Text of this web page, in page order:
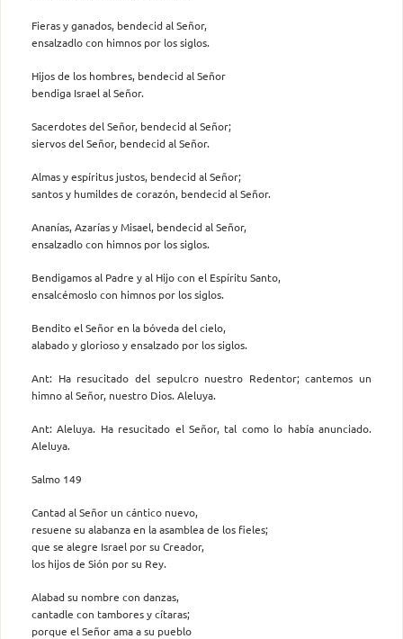
Fieras y ganados, bendecid al Señor,
ensalzadlo con himnos por los siglos.
Hijos de los hombres, bendecid al Señor
bendiga Israel al Señor.
Sacerdotes del Señor, bendecid al Señor;
siervos del Señor, bendecid al Señor.
Almas y espíritus justos, bendecid al Señor;
santos y humildes de corazón, bendecid al Señor.
Ananías, Azarías y Misael, bendecid al Señor,
ensalzadlo con himnos por los siglos.
Bendigamos al Padre y al Hijo con el Espíritu Santo,
ensalcémoslo con himnos por los siglos.
Bendito el Señor en la bóveda del cielo,
alabado y glorioso y ensalzado por los siglos.
Ant: Ha resucitado del sepulcro nuestro Redentor; cantemos un
himno al Señor, nuestro Dios. Aleluya.
Ant: Aleluya. Ha resucitado el Señor, tal como lo había anunciado.
Aleluya.
Salmo 149
Cantad al Señor un cántico nuevo,
resuene su alabanza en la asamblea de los fieles;
que se alegre Israel por su Creador,
los hijos de Sión por su Rey.
Alabad su nombre con danzas,
cantadle con tambores y cítaras;
porque el Señor ama a su pueblo